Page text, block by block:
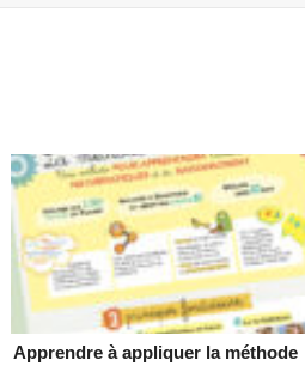
Apprendre à appliquer la méthode